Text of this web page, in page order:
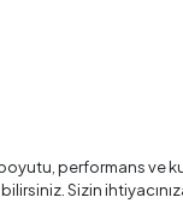
performans ve
Sizin